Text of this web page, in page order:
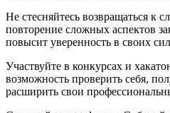
Не стесняйтесь возвращаться к
повторение сложных аспектов
повысит уверенность в своих
Участвуйте в конкурсах и
возможность проверить себя,
расширить свои